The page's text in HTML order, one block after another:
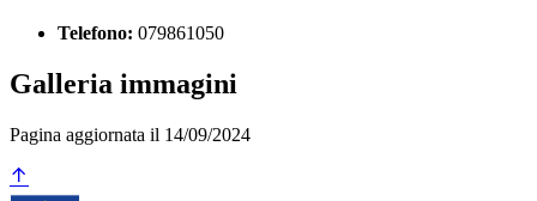
Telefono: 079861050
Galleria immagini
Pagina aggiornata il 14/09/2024